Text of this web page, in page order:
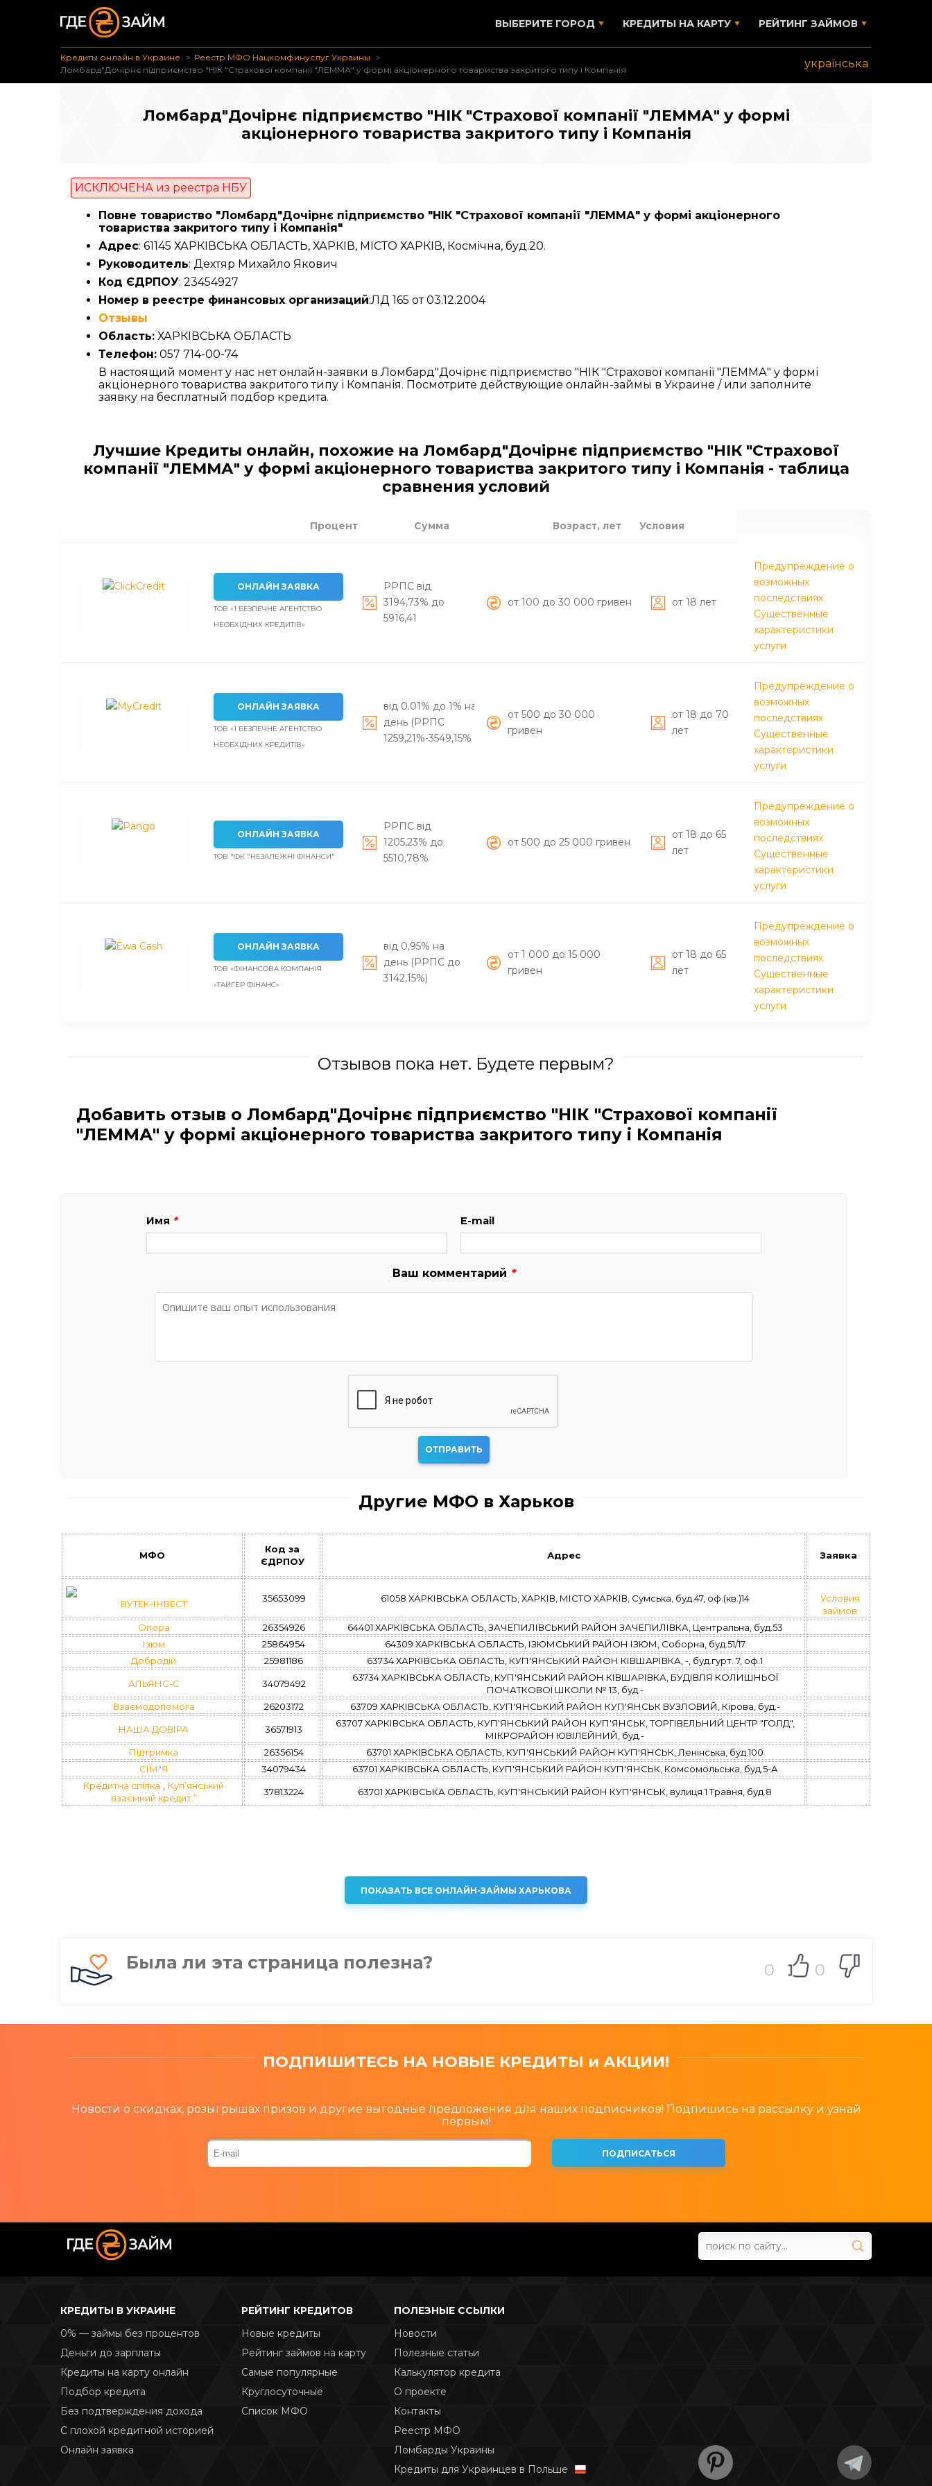
ВЫБЕРИТЕ ГОРОД КРЕДИТЫ НА КАРТУ РЕЙТИНГ ЗАЙМОВ
Кредиты онлайн в Украине
Реестр МФО Нацкомфинуслуг Украины
Ломбард"Дочірнє підприємство "НІК "Страхової компанії "ЛЕММА" у формі акціонерного товариства закритого типу і Компанія
українська
Ломбард"Дочірнє підприємство "НІК "Страхової компанії "ЛЕММА" у формі
акціонерного товариства закритого типу і Компанія
ИСКЛЮЧЕНА из реестра НБУ
Повне товариство "Ломбард"Дочірнє підприємство "НІК "Страхової компанії "ЛЕММА" у формі акціонерного
товариства закритого типу і Компанія"
Адрес: 61145 ХАРКІВСЬКА ОБЛАСТЬ, ХАРКІВ, МІСТО ХАРКІВ, Космічна, буд.20.
Руководитель: Дехтяр Михайло Якович
Код ЄДРПОУ: 23454927
Номер в реестре финансовых организаций:ЛД 165 от 03.12.2004
Отзывы
Область: ХАРКІВСЬКА ОБЛАСТЬ
Телефон: 057 714-00-74
В настоящий момент у нас нет онлайн-заявки в Ломбард"Дочірнє підприємство "НІК "Страхової компанії "ЛЕММА" у формі
акціонерного товариства закритого типу і Компанія. Посмотрите действующие онлайн-займы в Украине / или заполните
заявку на бесплатный подбор кредита.
Лучшие Кредиты онлайн, похожие на Ломбард"Дочірнє підприємство "НІК "Страхової
компанії "ЛЕММА" у формі акціонерного товариства закритого типу і Компанія - таблица
сравнения условий
Процент Сумма Возраст, лет Условия
ОНЛАЙН ЗАЯВКА
ТОВ «1 БЕЗПЕЧНЕ АГЕНТСТВО
НЕОБХІДНИХ КРЕДИТІВ»
РРПС від
3194,73% до
5916,41
от 100 до 30 000 гривен от 18 лет
Предупреждение о
возможных
последствиях
Существенные
характеристики
услуги
ОНЛАЙН ЗАЯВКА
ТОВ «1 БЕЗПЕЧНЕ АГЕНТСТВО
НЕОБХІДНИХ КРЕДИТІВ»
від 0.01% до 1% на
день (РРПС
1259,21%-3549,15% )
от 500 до 30 000
гривен
от 18 до 70
лет
Предупреждение о
возможных
последствиях
Существенные
характеристики
услуги
ОНЛАЙН ЗАЯВКА
ТОВ "ФК "НЕЗАЛЕЖНІ ФІНАНСИ"
РРПС від
1205,23% до
5510,78%
от 500 до 25 000 гривен
от 18 до 65
лет
Предупреждение о
возможных
последствиях
Существенные
характеристики
услуги
ОНЛАЙН ЗАЯВКА
ТОВ «ФІНАНСОВА КОМПАНІЯ
«ТАЙГЕР ФІНАНС»
від 0,95% на
день (РРПС до
3142,15%)
от 1 000 до 15 000
гривен
от 18 до 65
лет
Предупреждение о
возможных
последствиях
Существенные
характеристики
услуги
Отзывов пока нет. Будете первым?
Добавить отзыв о Ломбард"Дочірнє підприємство "НІК "Страхової компанії
"ЛЕММА" у формі акціонерного товариства закритого типу і Компанія
Имя * E-mail
Ваш комментарий *
Другие МФО в Харьков
МФО
Код за
ЄДРПОУ
Адрес Заявка
ВУТЕК-ІНВЕСТ 35653099 61058 ХАРКІВСЬКА ОБЛАСТЬ, ХАРКІВ, МІСТО ХАРКІВ, Сумська, буд.47, оф.(кв.)14
Условия
займов
Опора
26354926
64401 ХАРКІВСЬКА ОБЛАСТЬ, ЗАЧЕПИЛІВСЬКИЙ РАЙОН ЗАЧЕПИЛІВКА, Центральна, буд.53
Ізюм
25864954
64309 ХАРКІВСЬКА ОБЛАСТЬ, ІЗЮМСЬКИЙ РАЙОН ІЗЮМ, Соборна, буд.51/17
Добродій
25981186 63734 ХАРКІВСЬКА ОБЛАСТЬ, КУП'ЯНСЬКИЙ РАЙОН КІВШАРІВКА, -, буд.гурт. 7, оф.1
АЛЬЯНС-С 34079492
63734 ХАРКІВСЬКА ОБЛАСТЬ, КУП'ЯНСЬКИЙ РАЙОН КІВШАРІВКА, БУДІВЛЯ КОЛИШНЬОЇ
ПОЧАТКОВОЇ ШКОЛИ № 13, буд.-
Взаємодопомога
26203172 63709 ХАРКІВСЬКА ОБЛАСТЬ, КУП'ЯНСЬКИЙ РАЙОН КУП'ЯНСЬК ВУЗЛОВИЙ, Кірова, буд.-
НАША ДОВІРА 36571913
63707 ХАРКІВСЬКА ОБЛАСТЬ, КУП'ЯНСЬКИЙ РАЙОН КУП'ЯНСЬК, ТОРГІВЕЛЬНИЙ ЦЕНТР "ГОЛД",
МІКРОРАЙОН ЮВІЛЕЙНИЙ, буд.-
Підтримка
26356154
63701 ХАРКІВСЬКА ОБЛАСТЬ, КУП'ЯНСЬКИЙ РАЙОН КУП'ЯНСЬК, Ленінська, буд.100
СІМ"Я
34079434
63701 ХАРКІВСЬКА ОБЛАСТЬ, КУП'ЯНСЬКИЙ РАЙОН КУП'ЯНСЬК, Комсомольська, буд.5-А
Кредитна спілка „ Куп’янський
взаємний кредит ”
37813224 63701 ХАРКІВСЬКА ОБЛАСТЬ, КУП'ЯНСЬКИЙ РАЙОН КУП'ЯНСЬК, вулиця 1 Травня, буд.8
ПОКАЗАТЬ ВСЕ ОНЛАЙН-ЗАЙМЫ ХАРЬКОВА
Была ли эта страница полезна? 0 0
ПОДПИШИТЕСЬ НА НОВЫЕ КРЕДИТЫ и АКЦИИ!
Новости о скидках, розыгрышах призов и другие выгодные предложения для наших подписчиков! Подпишись на рассылку и узнай
первым!
КРЕДИТЫ В УКРАИНЕ
0% — займы без процентов
Деньги до зарплаты
Кредиты на карту онлайн
Подбор кредита
Без подтверждения дохода
С плохой кредитной историей
Онлайн заявка
РЕЙТИНГ КРЕДИТОВ
Новые кредиты
Рейтинг займов на карту
Самые популярные
Круглосуточные
Список МФО
ПОЛЕЗНЫЕ ССЫЛКИ
Новости
Полезные статьи
Калькулятор кредита
О проекте
Контакты
Реестр МФО
Ломбарды Украины
Кредиты для Украинцев в Польше